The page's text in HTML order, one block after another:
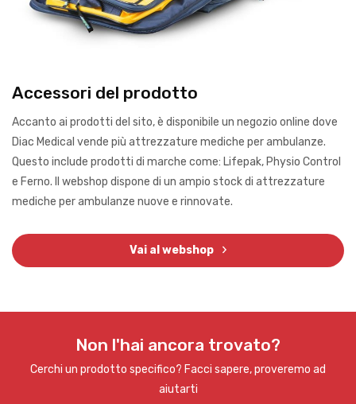
Accessori del prodotto
Accanto ai prodotti del sito, è disponibile un negozio online dove
Diac Medical vende più attrezzature mediche per ambulanze.
Questo include prodotti di marche come: Lifepak, Physio Control
e Ferno. Il webshop dispone di un ampio stock di attrezzature
mediche per ambulanze nuove e rinnovate.
Vai al webshop
Non l'hai ancora trovato?
Cerchi un prodotto specifico? Facci sapere, proveremo ad
aiutarti